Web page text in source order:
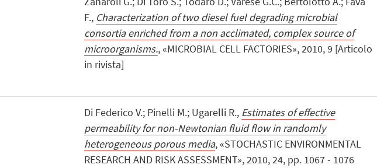
F., Characterization of two diesel fuel degrading microbial
consortia enriched from a non acclimated, complex source of
microorganisms., «MICROBIAL CELL FACTORIES», 2010, 9 [Articolo
in rivista]
Di Federico V.; Pinelli M.; Ugarelli R., Estimates of effective
permeability for non-Newtonian fluid flow in randomly
heterogeneous porous media, «STOCHASTIC ENVIRONMENTAL
RESEARCH AND RISK ASSESSMENT», 2010, 24, pp. 1067 - 1076